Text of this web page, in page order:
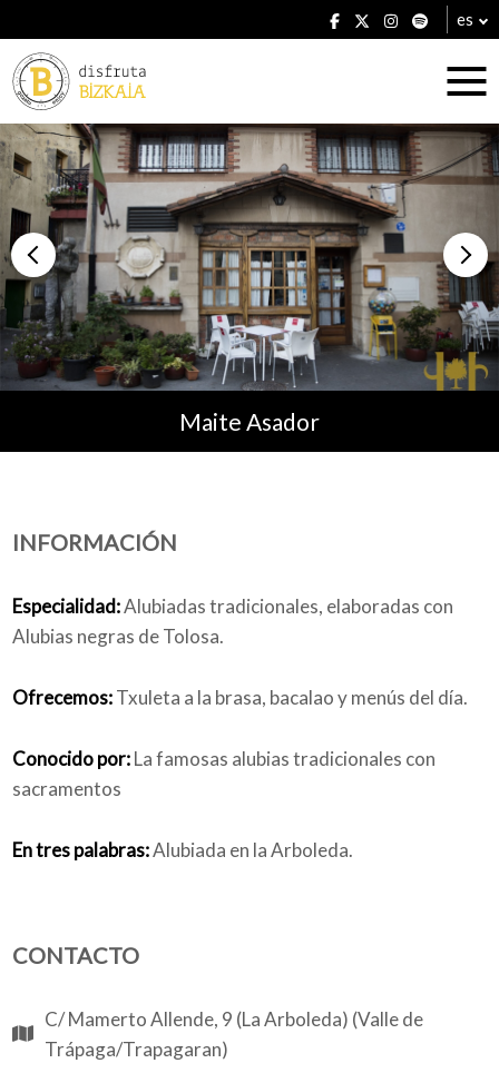
es
Alojamientos
Restaurantes
Planes
Blog
Maite Asador
INFORMACIÓN
Especialidad:Alubiadas tradicionales, elaboradas con
Alubias negras de Tolosa.
Ofrecemos:Txuleta a la brasa, bacalao y menús del día.
Conocido por:La famosas alubias tradicionales con
sacramentos
En tres palabras:Alubiada en la Arboleda.
CONTACTO
C/ Mamerto Allende, 9 (La Arboleda) (Valle de
Trápaga/Trapagaran)